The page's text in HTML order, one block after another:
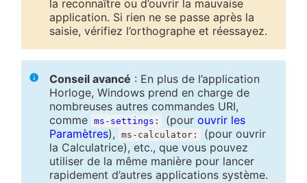
la reconnaître ou d’ouvrir la mauvaise
application. Si rien ne se passe après la
saisie, vérifiez l’orthographe et réessayez.
Conseil avancé : En plus de l’application
Horloge, Windows prend en charge de
nombreuses autres commandes URI,
comme
ms-settings : (pourouvrir les
Paramètres), ms-calculator:
(pour ouvrir
la Calculatrice), etc., que vous pouvez
utiliser de la même manière pour lancer
rapidement d’autres applications système.